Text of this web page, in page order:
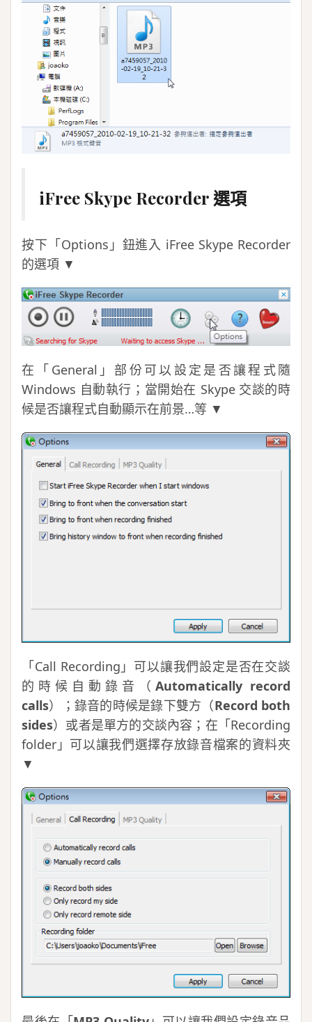
iFree Skype Recorder 選項
按下「Options」鈕進入 iFree Skype Recorder
的選項 ▼
在「General」部份可以設定是否讓程式隨
Windows 自動執行；當開始在 Skype 交談的時
候是否讓程式自動顯示在前景…等 ▼
「Call Recording」可以讓我們設定是否在交談
的時候自動錄音（ Automatically record
calls）；錄音的時候是錄下雙方（Record both
sides）或者是單方的交談內容；在「Recording
folder」可以讓我們選擇存放錄音檔案的資料夾
▼